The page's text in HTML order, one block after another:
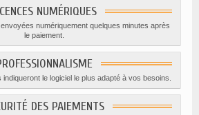
NUMÉRIQUES
numériquement quelques minutes après
le paiement.
le logiciel le plus adapté à vos besoins.
DES PAIEMENTS